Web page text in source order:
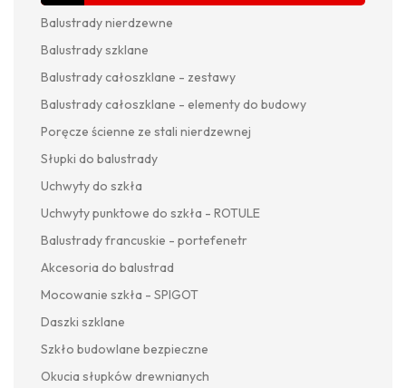
Balustrady nierdzewne
Balustrady szklane
Balustrady całoszklane - zestawy
Balustrady całoszklane - elementy do budowy
Poręcze ścienne ze stali nierdzewnej
Słupki do balustrady
Uchwyty do szkła
Uchwyty punktowe do szkła - ROTULE
Balustrady francuskie - portefenetr
Akcesoria do balustrad
Mocowanie szkła - SPIGOT
Daszki szklane
Szkło budowlane bezpieczne
Okucia słupków drewnianych